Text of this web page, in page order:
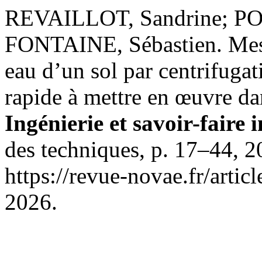
REVAILLOT, Sandrine;
FONTAINE, Sébastien.
eau d’un sol par
rapide à mettre en œuvre
Ingénierie et savoir-faire
des techniques, p. 17–44,
https://revue-novae.fr/
2026.